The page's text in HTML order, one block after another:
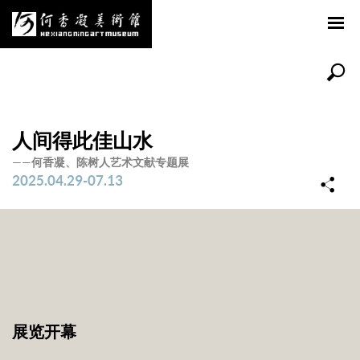
人间得此佳山水
——何香凝、陈树人艺术文献专题展
2025.04.29-07.13
展览开幕